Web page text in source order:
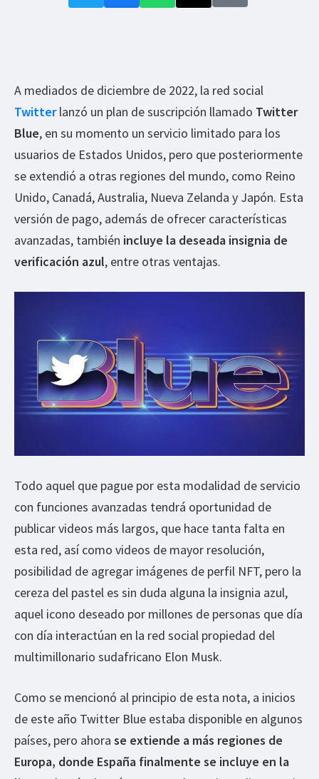
A mediados de diciembre de 2022, la red social
Twitterlanzó un plan de suscripción llamado Twitter
Blue, en su momento un servicio limitado para los
usuarios de Estados Unidos, pero que posteriormente
se extendió a otras regiones del mundo, como Reino
Unido, Canadá, Australia, Nueva Zelanda y Japón. Esta
versión de pago, además de ofrecer características
avanzadas, también incluye la deseada insignia de
verificación azul, entre otras ventajas.
Todo aquel que pague por esta modalidad de servicio
con funciones avanzadas tendrá oportunidad de
publicar videos más largos, que hace tanta falta en
esta red, así como videos de mayor resolución,
posibilidad de agregar imágenes de perfil NFT, pero la
cereza del pastel es sin duda alguna la insignia azul,
aquel icono deseado por millones de personas que día
con día interactúan en la red social propiedad del
multimillonario sudafricano Elon Musk.
Como se mencionó al principio de esta nota, a inicios
de este año Twitter Blue estaba disponible en algunos
países, pero ahora se extiende a más regiones de
Europa, donde España finalmente se incluye en la